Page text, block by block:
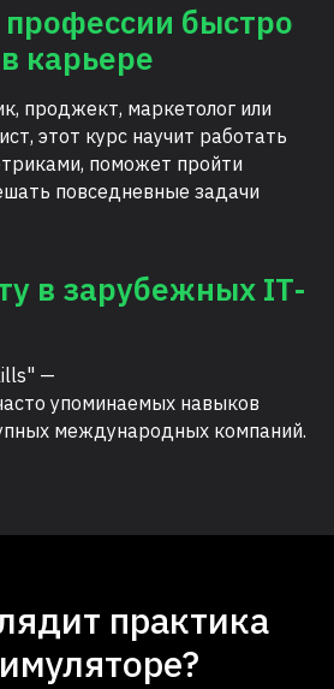
быстро
карьере
проджект, маркетолог или
этот курс научит работать
поможет пройти
повседневные задачи
в зарубежных IT-
—
упоминаемых навыков
международных компаний.
практика